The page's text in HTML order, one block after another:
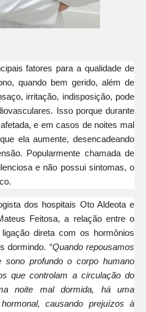
fatores para a qualidade de
quando bem gerido, além de
irritação, indisposição, pode
Isso porque durante
e em casos de noites mal
ela aumente, desencadeando
Popularmente chamada de
e não possui sintomas, o
dos hospitais Oto Aldeota e
Feitosa, a relação entre o
direta com os hormônios
dormindo. “Quando repousamos
profundo o corpo humano
que controlam a circulação do
noite mal dormida, há uma
causando prejuízos à